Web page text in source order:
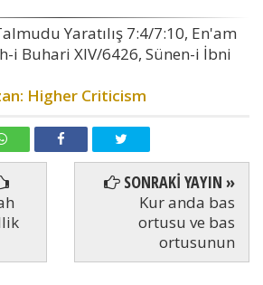
Yaratılış 7:4/7:10, En'am
i Buhari XIV/6426, Sünen-i İbni
Higher Criticism
SONRAKİ YAYIN »
Kur anda bas
ortusu ve bas
ortusunun